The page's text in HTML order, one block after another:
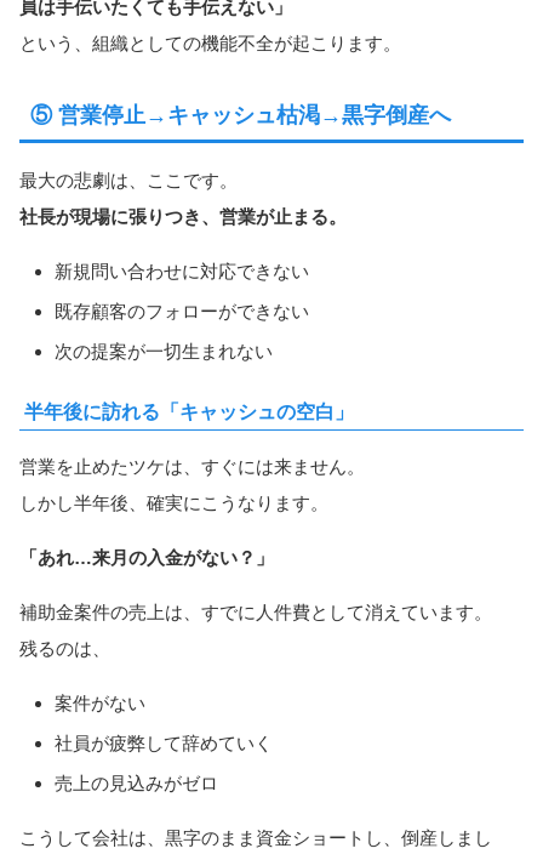
員は手伝いたくても手伝えない」
という、組織としての機能不全が起こります。
⑤ 営業停止→キャッシュ枯渇→黒字倒産へ
最大の悲劇は、ここです。
社長が現場に張りつき、営業が止まる。
新規問い合わせに対応できない
既存顧客のフォローができない
次の提案が一切生まれない
半年後に訪れる「キャッシュの空白」
営業を止めたツケは、すぐには来ません。
しかし半年後、確実にこうなります。
「あれ…来月の入金がない？」
補助金案件の売上は、すでに人件費として消えています。
残るのは、
案件がない
社員が疲弊して辞めていく
売上の見込みがゼロ
こうして会社は、黒字のまま資金ショートし、倒産しまし